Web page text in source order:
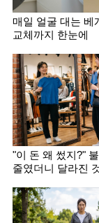
매일 얼굴 대는 베
교체까지 한눈에
"이 돈 왜 썼지?"
줄였더니 달라진